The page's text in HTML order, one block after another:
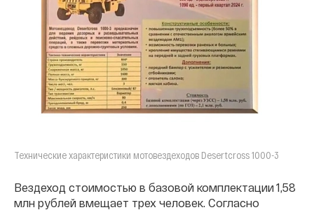
Технические характеристики мотовездеходов Desertcross 1000-3
Вездеход стоимостью в базовой комплектации 1,58
млн рублей вмещает трех человек. Согласно